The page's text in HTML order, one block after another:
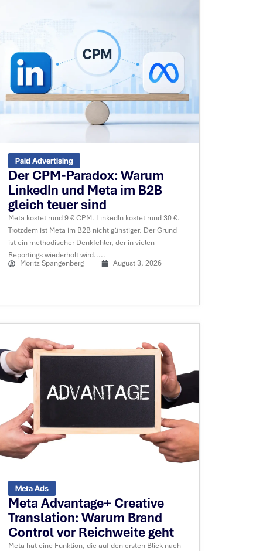
Paid Advertising
Der CPM-Paradox: Warum
LinkedIn und Meta im B2B
gleich teuer sind
Meta kostet rund 9 € CPM. LinkedIn kostet rund 30 €.
Trotzdem ist Meta im B2B nicht günstiger. Der Grund
ist ein methodischer Denkfehler, der in vielen
Reportings wiederholt wird.....
Moritz Spangenberg
August 3, 2026
Meta Ads
Meta Advantage+ Creative
Translation: Warum Brand
Control vor Reichweite geht
Meta hat eine Funktion, die auf den ersten Blick nach